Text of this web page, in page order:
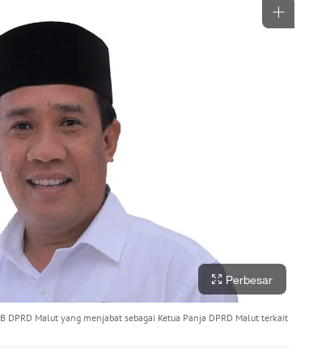
Perbesar
DPRD Malut yang menjabat sebagai Ketua Panja DPRD Malut terkait